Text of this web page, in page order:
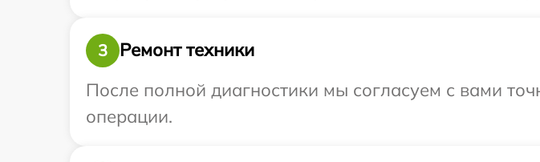
3
Ремонт техники
После полной диагностики мы согласуем с вами
операции.